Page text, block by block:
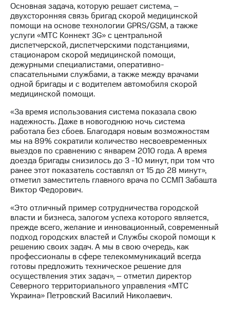
в
регионе
и акционерам
Корпоративное
управление
Корпоративный
секретарь
Раскрытие
информации
Информация
акционерам
Документы
ПАО
"МТС"
Собрания
акционеров
Личный
кабинет
акционера
Акционерный
капитал
Контроль
и
аудит
Рынок
акций
Описание
Основная задача, которую решает система, –
двухсторонняя связь бригад скорой медицинской
помощи на основе технологии GPRS/GSM, а также
услуги «МТС Коннект 3G» с центральной
диспетчерской, диспетчерскими подстанциями,
стационаром скорой медицинской помощи,
дежурными специалистами, оперативно-
спасательными службами, а также между врачами
одной бригады и с водителем автомобиля скорой
медицинской помощи.
«За время использования система показала свою
надежность. Даже в новогоднюю ночь система
работала без сбоев. Благодаря новым возможностям
мы на 89% сократили количество несвоевременных
выездов по сравнению с январем 2010 года. А время
доезда бригады снизилось до 3 -10 минут, при том что
ранее этот показатель составлял от 15 до 28 минут»,
отметил заместитель главного врача по ССМП Забашта
Виктор Федорович.
«Это отличный пример сотрудничества городской
власти и бизнеса, залогом успеха которого является,
прежде всего, желание и инновационный, современный
подход городских властей и Службы скорой помощи к
решению своих задач. А мы в свою очередь, как
профессионалы в сфере телекоммуникаций всегда
готовы предложить техническое решение для
осуществления этих задач», – отметил директор
Северного территориального управления «МТС
Украина» Петровский Василий Николаевич.